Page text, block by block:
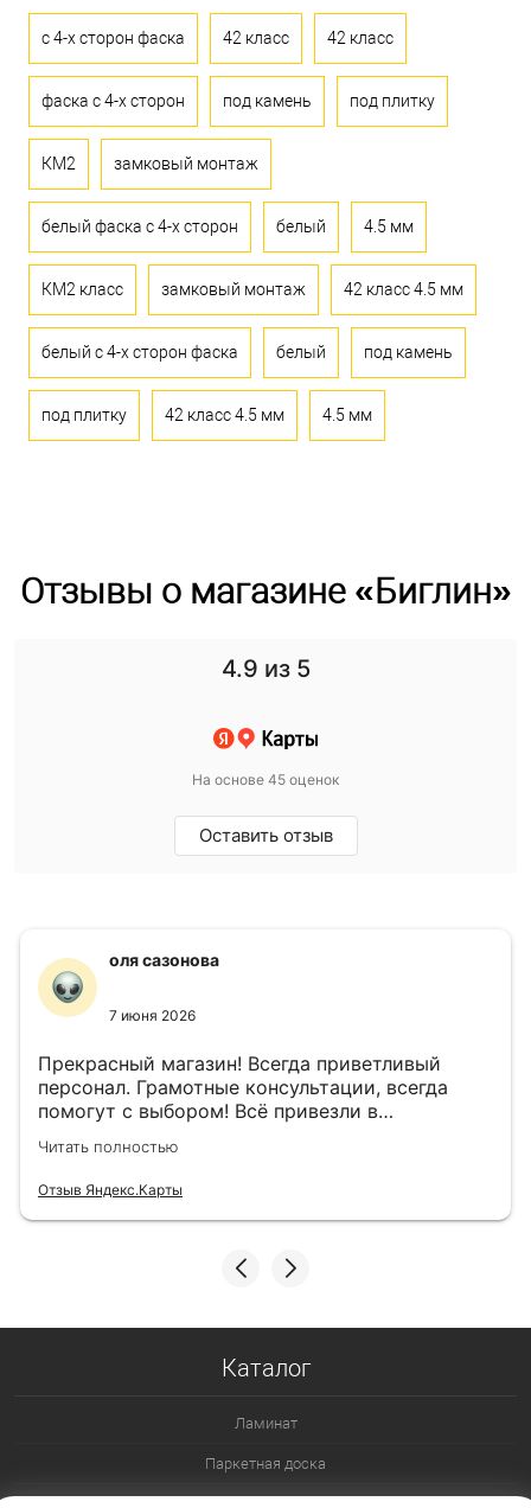
с 4-х сторон фаска 42 класс 42 класс
фаска с 4-х сторон под камень под плитку
КМ2 замковый монтаж
белый фаска с 4-х сторон белый 4.5 мм
КМ2 класс замковый монтаж 42 класс 4.5 мм
белый с 4-х сторон фаска белый под камень
под плитку 42 класс 4.5 мм 4.5 мм
Отзывы о магазине «Биглин»
4.9 из 5
На основе 45 оценок
Оставить отзыв
оля сазонова
7 июня 2026
Прекрасный магазин! Всегда приветливый
персонал. Грамотные консультации, всегда
помогут с выбором! Всё привезли в
назначенный день!
Читать полностью
Отзыв Яндекс.Карты
Каталог
Ламинат
Паркетная доска